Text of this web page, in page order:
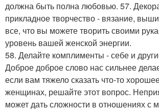
должна быть полна любовью. 57.
прикладное творчество - вязание,
все, что вы можете творить своими
уровень вашей женской энергии.
58. Делайте комплименты - себе и
Доброе доброе слово нас сильнее
если вам тяжело сказать что-то
женщинах, решайте этот вопрос.
может дать сложности в отношениях с